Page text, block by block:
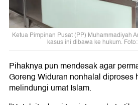
Ketua Pimpinan Pusat (PP) Muhammadiyah
kasus ini dibawa ke hukum.
Pihaknya pun mendesak agar
Goreng Widuran nonhalal diproses
melindungi umat Islam.